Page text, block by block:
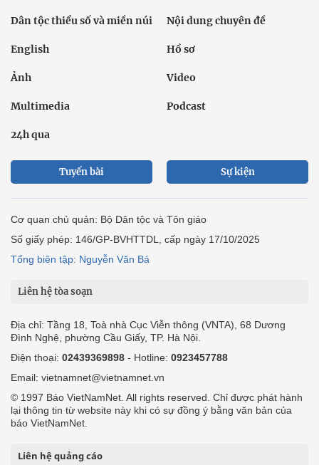
Dân tộc thiểu số và miền núi Nội dung chuyên đề
English Hồ sơ
Ảnh Video
Multimedia Podcast
24h qua
Tuyến bài Sự kiện
Cơ quan chủ quản: Bộ Dân tộc và Tôn giáo
Số giấy phép: 146/GP-BVHTTDL, cấp ngày 17/10/2025
Tổng biên tập: Nguyễn Văn Bá
Liên hệ tòa soạn
Địa chỉ: Tầng 18, Toà nhà Cục Viễn thông (VNTA), 68 Dương
Đình Nghệ, phường Cầu Giấy, TP. Hà Nội.
Điện thoại: 02439369898 - Hotline: 0923457788
Email: vietnamnet@vietnamnet.vn
© 1997 Báo VietNamNet. All rights reserved. Chỉ được phát hành
lại thông tin từ website này khi có sự đồng ý bằng văn bản của
báo VietNamNet.
Liên hệ quảng cáo